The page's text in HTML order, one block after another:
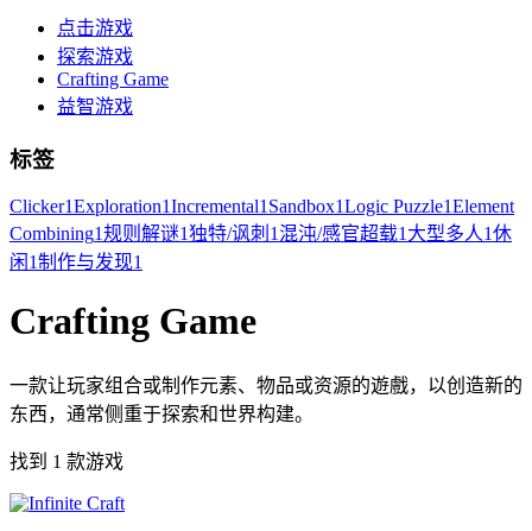
点击游戏
探索游戏
Crafting Game
益智游戏
标签
Clicker1Exploration1Incremental1 Sandbox1Logic Puzzle1Element
Combining1规则解谜1独特/讽刺 1 混沌/感官超载1 大型多人1休
闲 1制作与发现1
Crafting Game
一款让玩家组合或制作元素、物品或资源的遊戲，以创造新的
东西，通常侧重于探索和世界构建。
找到 1 款游戏